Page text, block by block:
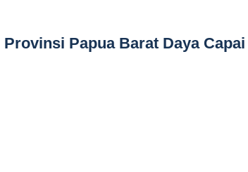
Papua Barat Daya Capai